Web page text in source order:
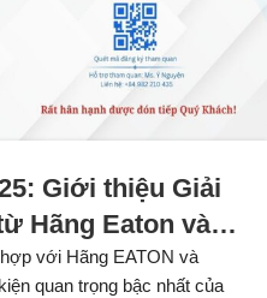
Giới thiệu Giải
Hãng Eaton và
với Hãng EATON và
quan trọng bậc nhất của